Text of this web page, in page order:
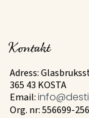
Kontakt
Adress:
365 43 KOSTA
Email:
Org. nr: 556699-